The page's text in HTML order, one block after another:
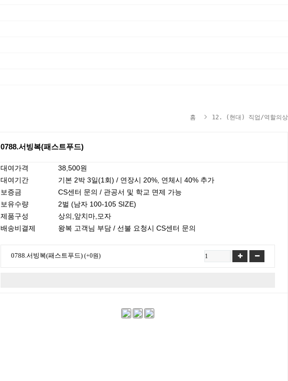
홈
12. (현대) 직업/역할의상
0788.서빙복(패스트푸드)
대여가격
38,500원
대여기간
기본 2박 3일(1회) / 연장시 20%, 연체시 40% 추가
보증금
CS센터 문의 / 관공서 및 학교 면제 가능
보유수량
2벌 (남자 100-105 SIZE)
제품구성
상의,앞치마,모자
배송비결제
왕복 고객님 부담 / 선불 요청시 CS센터 문의
0788.서빙복(패스트푸드) (+0원)